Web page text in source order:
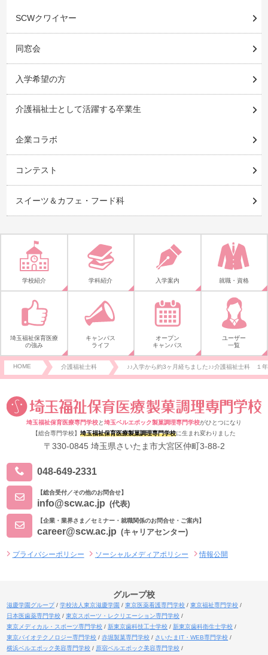
SCWクワイヤー
同窓会
入学希望の方
介護福祉士として活躍する卒業生
企業コラボ
コンテスト
スイーツ＆カフェ・フード科
学校紹介 学科紹介 入学案内 就職・資格
埼玉福祉保育医療
の強み
キャンパス
ライフ
オープン
キャンパス
ユーザー
一覧
HOME 介護福祉士科 ♪♪入学から約3ヶ月経ちました♪♪介護福祉士科 １
埼玉福祉保育医療専門学校と埼玉ベルエポック製菓調理専門学校がひとつになり
【総合専門学校】 埼玉福祉保育医療製菓調理専門学校に生まれ変わりました
〒330-0845 埼玉県さいたま市大宮区仲町3-88-2
048-649-2331
【総合受付／その他のお問合せ】
info@scw.ac.jp (代表)
【企業・業界さま／セミナー・就職関係のお問合せ・ご案内】
career@scw.ac.jp (キャリアセンター)
プライバシーポリシー ソーシャルメディアポリシー 情報公開
グループ校
滋慶学園グループ 学校法人東京滋慶学園 東京医薬看護専門学校
東京福祉専門学校
日本医歯薬専門学校
東京スポーツ・レクリエーション専門学校
東京メディカル・スポーツ専門学校
新東京歯科技工士学校
新東京歯科衛生士学校
東京バイオテクノロジー専門学校
赤堀製菓専門学校
さいたまIT・WEB専門学校
横浜ベルエポック美容専門学校
原宿ベルエポック美容専門学校